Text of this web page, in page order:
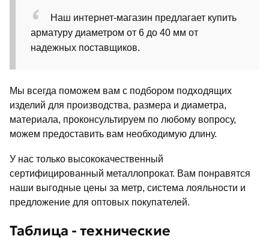
Наш интернет-магазин предлагает купить
арматуру диаметром от 6 до 40 мм от
надежных поставщиков.
Мы всегда поможем вам с подбором подходящих
изделий для производства, размера и диаметра,
материала, проконсультируем по любому вопросу,
можем предоставить вам необходимую длину.
У нас только высококачественный
сертифицированный металлопрокат. Вам понравятся
наши выгодные цены за метр, система лояльности и
предложение для оптовых покупателей.
Таблица - технические